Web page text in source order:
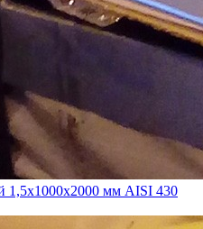
1,5х1000х2000 мм AISI 430